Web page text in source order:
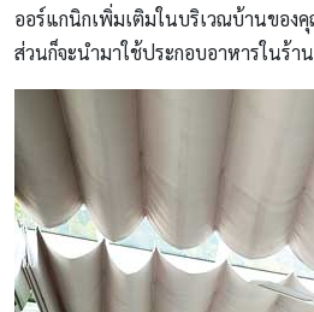
ออร์แกนิกเพิ่มเติมในบริเวณบ้านของ
ส่วนก็จะนำมาใช้ประกอบอาหารในร้า